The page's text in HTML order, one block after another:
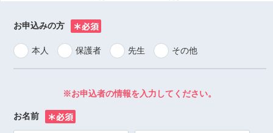
お申込みの方
本人 保護者 先生 その他
※お申込者の情報を入力してください。
お名前